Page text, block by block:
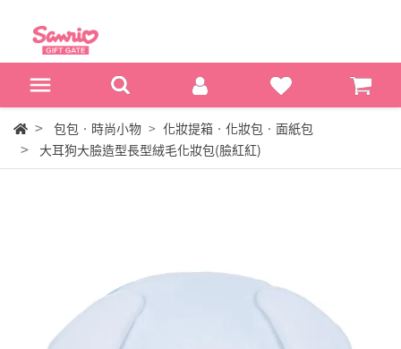
包包‧時尚小物
化妝提箱‧化妝包‧面紙包
大耳狗大臉造型長型絨毛化妝包(臉紅紅)